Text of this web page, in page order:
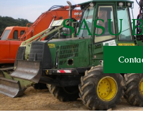
Transport &
Plaquettes
Traitement de
SASU